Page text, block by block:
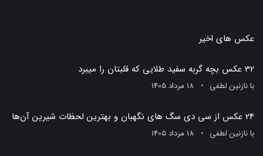
عکس های اخیر
32 عکس بچه گربه سفید طلایی که قلبتان را میبرد
بانازنین لطفی 18 مرداد 1405
24 عکس از سی دی سگ های نگهبان و بهترین لحظات شیرین آن‌ها
بانازنین لطفی 18 مرداد 1405